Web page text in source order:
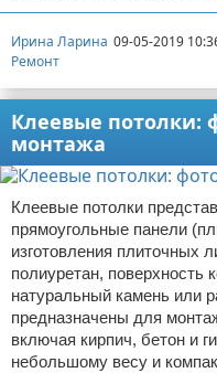
Ирина Ларина 09-05-2019
Ремонт
Клеевые потолки:
монтажа
Клеевые потолки
прямоугольные панели
изготовления плиточных
полиуретан, поверхность
натуральный камень или
предназначены для
включая кирпич, бетон и
небольшому весу и